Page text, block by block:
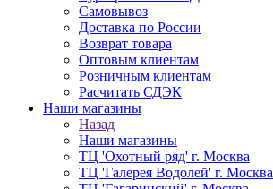
Самовывоз
Доставка по России
Возврат товара
Оптовым клиентам
Розничным клиентам
Расчитать СДЭК
Наши магазины
Назад
Наши магазины
ТЦ 'Охотный ряд' г. Москва
ТЦ 'Галерея Водолей' г. Москва